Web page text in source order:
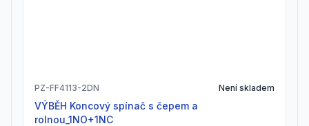
PZ-FF4113-2DN Není skladem
VÝBĚH Koncový spínač s čepem a
rolnou_1NO+1NC